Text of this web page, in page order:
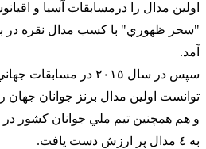
"سحر ظهوري" با كسب مدال نقره در
آمد.
سپس در سال ٢٠١٥ در
توانست اولين مدال برنز جوانان جهان
به ٤ مدال پر ارزش دست يافت.